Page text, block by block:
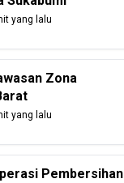
yang lalu
Zona
yang lalu
Pembersihan